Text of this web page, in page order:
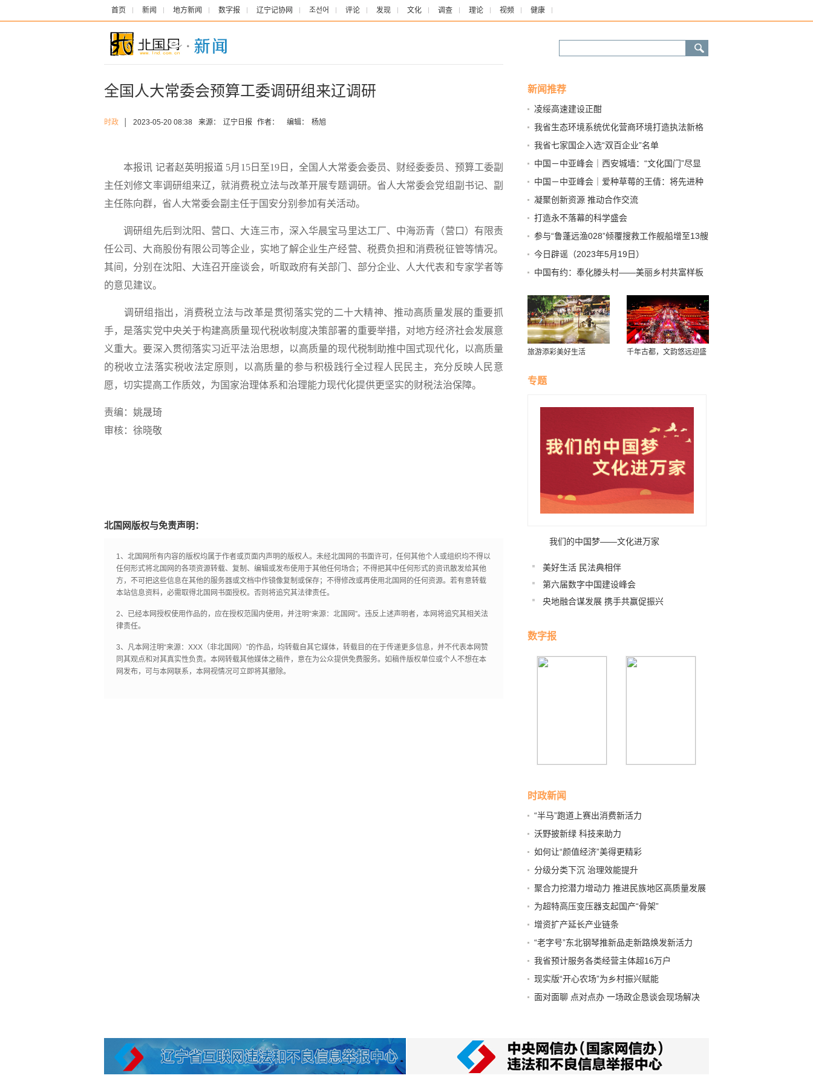
首页 新闻 地方新闻 数字报 辽宁记协网 조선어 评论 发现 文化 调查 理论 视频 健康
全国人大常委会预算工委调研组来辽调研
时政 2023-05-20 08:38 来源： 辽宁日报 作者： 编辑： 杨旭
本报讯 记者赵英明报道 5月15日至19日，全国人大常委会委员、财经委委员、预算工委副
主任刘修文率调研组来辽，就消费税立法与改革开展专题调研。省人大常委会党组副书记、副
主任陈向群，省人大常委会副主任于国安分别参加有关活动。
调研组先后到沈阳、营口、大连三市，深入华晨宝马里达工厂、中海沥青（营口）有限责
任公司、大商股份有限公司等企业，实地了解企业生产经营、税费负担和消费税征管等情况。
其间，分别在沈阳、大连召开座谈会，听取政府有关部门、部分企业、人大代表和专家学者等
的意见建议。
调研组指出，消费税立法与改革是贯彻落实党的二十大精神、推动高质量发展的重要抓
手，是落实党中央关于构建高质量现代税收制度决策部署的重要举措，对地方经济社会发展意
义重大。要深入贯彻落实习近平法治思想，以高质量的现代税制助推中国式现代化，以高质量
的税收立法落实税收法定原则，以高质量的参与积极践行全过程人民民主，充分反映人民意
愿，切实提高工作质效，为国家治理体系和治理能力现代化提供更坚实的财税法治保障。
责编：姚晟琦
审核：徐晓敬
北国网版权与免责声明：
1、北国网所有内容的版权均属于作者或页面内声明的版权人。未经北国网的书面许可，任何其他个人或组织均不得以
任何形式将北国网的各项资源转载、复制、编辑或发布使用于其他任何场合；不得把其中任何形式的资讯散发给其他
方，不可把这些信息在其他的服务器或文档中作镜像复制或保存；不得修改或再使用北国网的任何资源。若有意转载
本站信息资料，必需取得北国网书面授权。否则将追究其法律责任。
2、已经本网授权使用作品的，应在授权范围内使用，并注明“来源：北国网”。违反上述声明者，本网将追究其相关法
律责任。
3、凡本网注明“来源：XXX（非北国网）”的作品，均转载自其它媒体，转载目的在于传递更多信息，并不代表本网赞
同其观点和对其真实性负责。本网转载其他媒体之稿件，意在为公众提供免费服务。如稿件版权单位或个人不想在本
网发布，可与本网联系，本网视情况可立即将其撤除。
新闻推荐
凌绥高速建设正酣
我省生态环境系统优化营商环境打造执法新格
局
我省七家国企入选“双百企业”名单
中国－中亚峰会｜西安城墙：“文化国门”尽显
古都魅力
中国－中亚峰会｜爱种草莓的王倩：将先进种
植技术引入乌兹别克斯坦
凝聚创新资源 推动合作交流
打造永不落幕的科学盛会
参与“鲁蓬远渔028”倾覆搜救工作舰船增至13艘
今日辟谣（2023年5月19日）
中国有约：奉化滕头村——美丽乡村共富样板
旅游添彩美好生活
千年古都，文韵悠远迎盛
专题
我们的中国梦——文化进万家
美好生活 民法典相伴
第六届数字中国建设峰会
央地融合谋发展 携手共赢促振兴
数字报
时政新闻
“半马”跑道上赛出消费新活力
沃野披新绿 科技来助力
如何让“颜值经济”美得更精彩
分级分类下沉 治理效能提升
聚合力挖潜力增动力 推进民族地区高质量发展
为超特高压变压器支起国产“骨架”
增资扩产延长产业链条
“老字号”东北钢琴推新品走新路焕发新活力
我省预计服务各类经营主体超16万户
现实版“开心农场”为乡村振兴赋能
面对面聊 点对点办 一场政企恳谈会现场解决